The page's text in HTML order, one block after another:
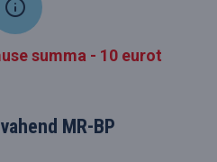
summa - 10 eurot
MR-BP